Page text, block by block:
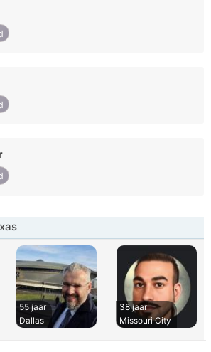
55 jaar
Dallas
38 jaar
Missouri City